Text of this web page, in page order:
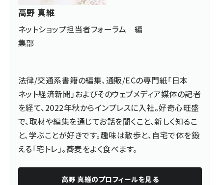
高野 真維
ネットショップ担当者フォーラム 編
集部
法律/交通系書籍の編集、通販/ECの専門紙「日本
ネット経済新聞」およびそのウェブメディア媒体の記者
を経て、2022年秋からインプレスに入社。好奇心旺盛
で、取材や編集を通じてお話を聞くこと、新しく知るこ
と、学ぶことが好きです。趣味は散歩と、自宅で体を鍛
える「宅トレ」。蕎麦をよく食べます。
高野 真維のプロフィールを見る